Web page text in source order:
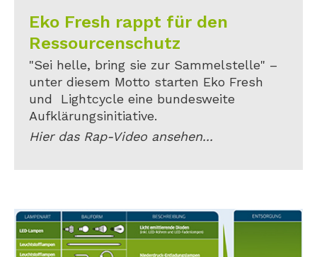
Eko Fresh rappt für den
Ressourcenschutz
"Sei helle, bring sie zur Sammelstelle" –
unter diesem Motto starten Eko Fresh
und Lightcycle eine bundesweite
Aufklärungsinitiative.
Hier das Rap-Video ansehen...